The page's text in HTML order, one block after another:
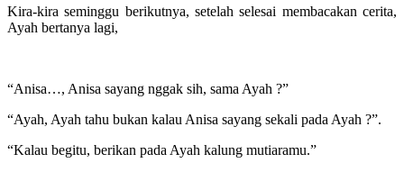
Kira-kira seminggu berikutnya, setelah selesai membacakan cerita,
Ayah bertanya lagi,
“Anisa…, Anisa sayang nggak sih, sama Ayah ?”
“Ayah, Ayah tahu bukan kalau Anisa sayang sekali pada Ayah ?”.
“Kalau begitu, berikan pada Ayah kalung mutiaramu.”